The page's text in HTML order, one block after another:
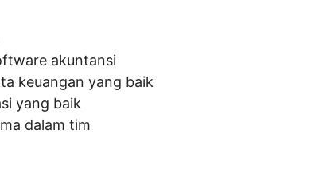
akuntansi
keuangan yang baik
yang baik
dalam tim